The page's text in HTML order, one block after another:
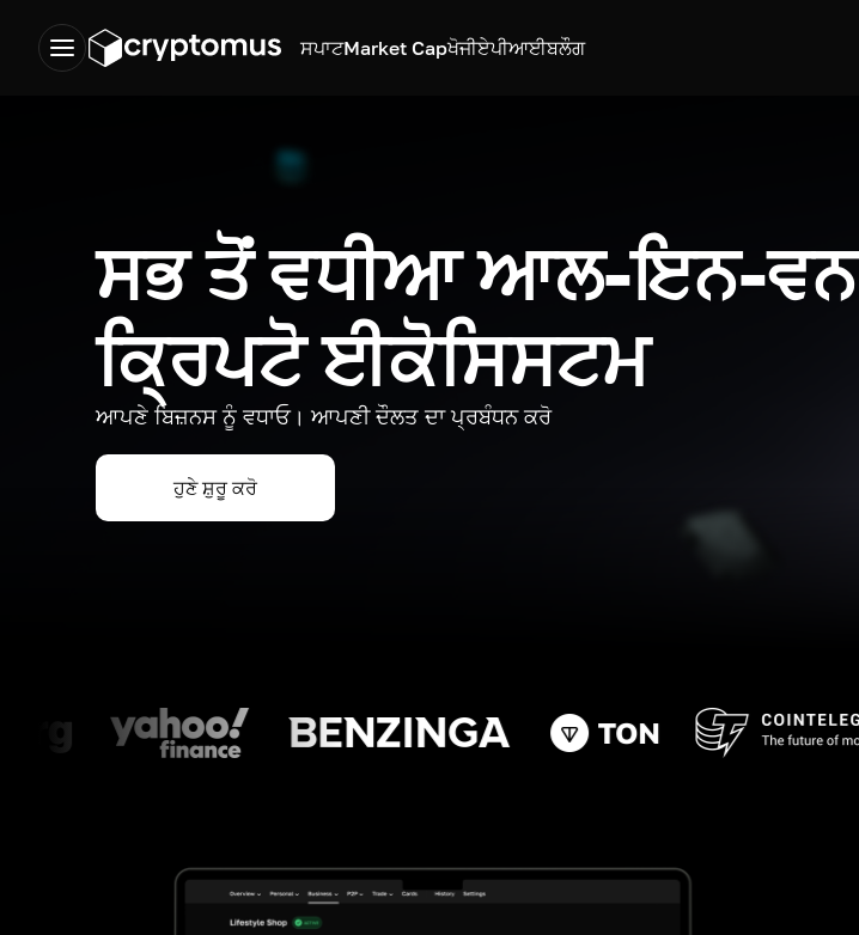
ਸਪਾਟMarket Capਖੋਜੀਏਪੀਆਈਬਲੌਗ
ਸਭ ਤੋਂ ਵਧੀਆ ਆਲ-ਇਨ-ਵਨ
ਕ੍ਰਿਪਟੋ ਈਕੋਸਿਸਟਮ
ਆਪਣੇ ਬਿਜ਼ਨਸ ਨੂੰ ਵਧਾਓ। ਆਪਣੀ ਦੌਲਤ ਦਾ ਪ੍ਰਬੰਧਨ ਕਰੋ
ਹੁਣੇ ਸ਼ੁਰੂ ਕਰੋ